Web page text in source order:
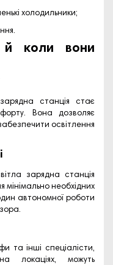
холодильники;
й коли вони
станція стає
Вона дозволяє
освітлення
зарядна станція
мінімально необхідних
автономної роботи
та інші спеціалісти,
локаціях, можуть